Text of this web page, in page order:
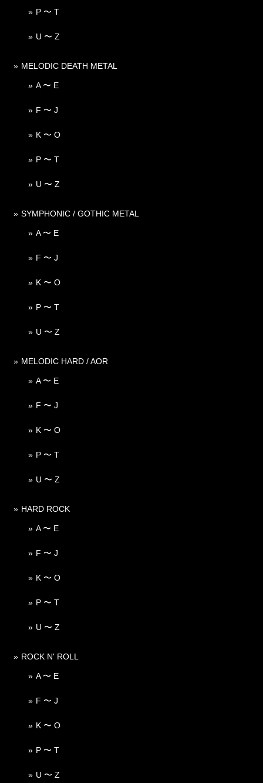
P 〜 T
U 〜 Z
MELODIC DEATH METAL
A 〜 E
F 〜 J
K 〜 O
P 〜 T
U 〜 Z
SYMPHONIC / GOTHIC METAL
A 〜 E
F 〜 J
K 〜 O
P 〜 T
U 〜 Z
MELODIC HARD / AOR
A 〜 E
F 〜 J
K 〜 O
P 〜 T
U 〜 Z
HARD ROCK
A 〜 E
F 〜 J
K 〜 O
P 〜 T
U 〜 Z
ROCK N' ROLL
A 〜 E
F 〜 J
K 〜 O
P 〜 T
U 〜 Z